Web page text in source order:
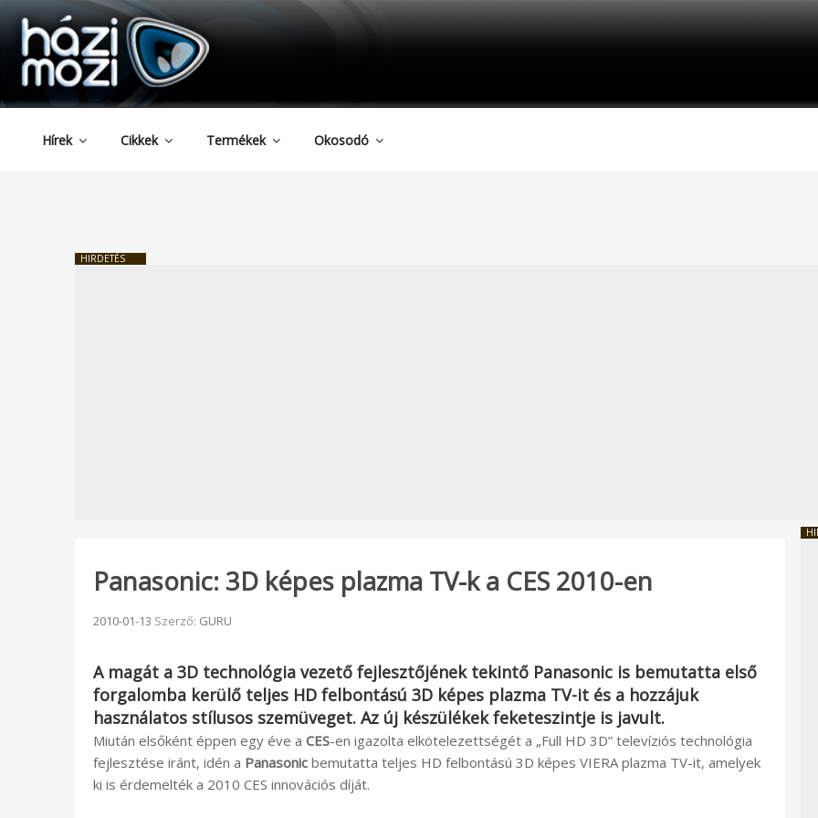
Tartalomhoz
HAZIMOZI
Hírek Cikkek Termékek Okosodó
HIRDETÉS
Panasonic: 3D képes plazma TV-k a CES 2010-en
Beküldve:
2010-01-13 Szerző: GURU
A magát a 3D technológia vezető fejlesztőjének tekintő Panasonic is bemutatta első
forgalomba kerülő teljes HD felbontású 3D képes plazma TV-it és a hozzájuk
használatos stílusos szemüveget. Az új készülékek feketeszintje is javult.
Miután elsőként éppen egy éve a CES-en igazolta elkötelezettségét a „Full HD 3D” televíziós technológia
fejlesztése iránt, idén a Panasonic bemutatta teljes HD felbontású 3D képes VIERA plazma TV-it, amelyek
ki is érdemelték a 2010 CES innovációs díját.